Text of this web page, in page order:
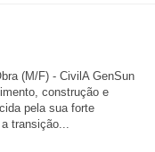
(M/F) - CivilA GenSun
construção e
pela sua forte
transição...